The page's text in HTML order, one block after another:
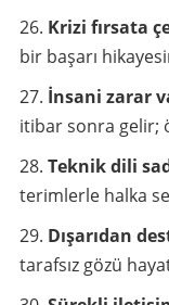
Krizi fırsata
bir başarı
İnsani zarar
itibar sonra gelir;
Teknik dili
terimlerle halka
Dışarıdan
tarafsız gözü